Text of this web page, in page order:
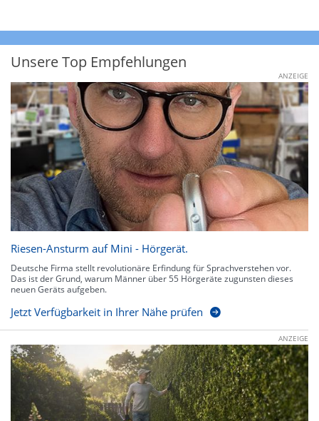
Unsere Top Empfehlungen
ANZEIGE
Riesen-Ansturm auf Mini - Hörgerät.
Deutsche Firma stellt revolutionäre Erfindung für Sprachverstehen vor.
Das ist der Grund, warum Männer über 55 Hörgeräte zugunsten dieses
neuen Geräts aufgeben.
Jetzt Verfügbarkeit in Ihrer Nähe prüfen
ANZEIGE